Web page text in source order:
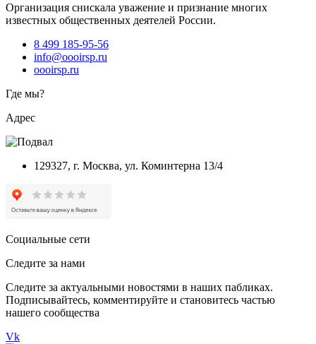
Организация снискала уважение и признание многих
известных общественных деятелей России.
8 499 185-95-56
info@oooirsp.ru
oooirsp.ru
Где мы?
Адрес
129327, г. Москва, ул. Коминтерна 13/4
Социальные сети
Следите за нами
Следите за актуальными новостями в наших пабликах.
Подписывайтесь, комментируйте и становитесь частью
нашего сообщества
Vk